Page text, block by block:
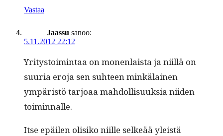
Vastaa
Jaassu sanoo:
5.11.2012 22:12
Yri­tys­toim­intaa on mon­en­laista ja niil­lä on
suuria ero­ja sen suh­teen minkälainen
ympäristö tar­joaa mah­dol­lisuuk­sia niiden
toiminnalle.
Itse epäilen olisiko niille selkeää yleistä